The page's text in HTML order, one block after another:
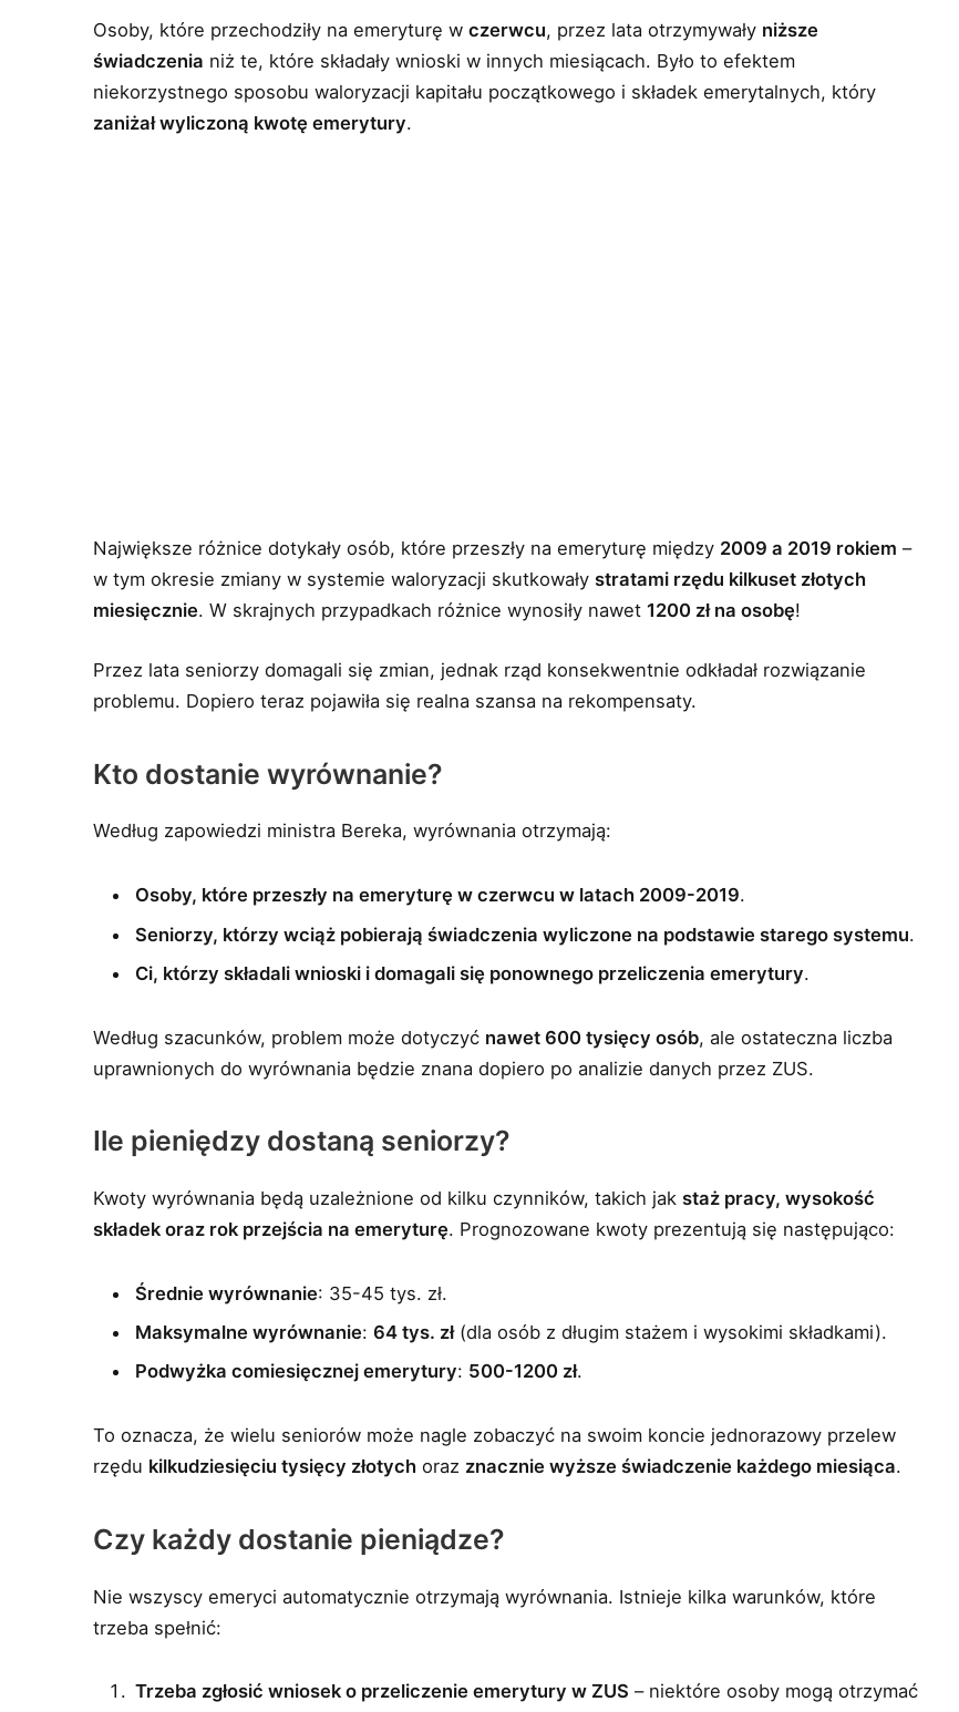
Osoby, które przechodziły na emeryturę wczerwcu, przez lata otrzymywały niższe
świadczenia niż te, które składały wnioski w innych miesiącach. Było to efektem
niekorzystnego sposobu waloryzacji kapitału początkowego i składek emerytalnych, który
zaniżał wyliczoną kwotę emerytury.
Największe różnice dotykały osób, które przeszły na emeryturę między 2009 a 2019 rokiem –
w tym okresie zmiany w systemie waloryzacji skutkowałystratami rzędu kilkuset złotych
miesięcznie. W skrajnych przypadkach różnice wynosiły nawet1200 zł na osobę!
Przez lata seniorzy domagali się zmian, jednak rząd konsekwentnie odkładał rozwiązanie
problemu. Dopiero teraz pojawiła się realna szansa na rekompensaty.
Kto dostanie wyrównanie?
Według zapowiedzi ministra Bereka, wyrównania otrzymają:
Osoby, które przeszły na emeryturę w czerwcu w latach 2009-2019.
Seniorzy, którzy wciąż pobierają świadczenia wyliczone na podstawie starego systemu.
Ci, którzy składali wnioski i domagali się ponownego przeliczenia emerytury.
Według szacunków, problem może dotyczyć nawet 600 tysięcy osób, ale ostateczna liczba
uprawnionych do wyrównania będzie znana dopiero po analizie danych przez ZUS.
Ile pieniędzy dostaną seniorzy?
Kwoty wyrównania będą uzależnione od kilku czynników, takich jakstaż pracy, wysokość
składek oraz rok przejścia na emeryturę. Prognozowane kwoty prezentują się następująco:
Średnie wyrównanie: 35-45 tys. zł.
Maksymalne wyrównanie:64 tys. zł(dla osób z długim stażem i wysokimi składkami).
Podwyżka comiesięcznej emerytury: 500-1200 zł.
To oznacza, że wielu seniorów może nagle zobaczyć na swoim koncie jednorazowy przelew
rzędu kilkudziesięciu tysięcy złotych oraz znacznie wyższe świadczenie każdego miesiąca.
Czy każdy dostanie pieniądze?
Nie wszyscy emeryci automatycznie otrzymają wyrównania. Istnieje kilka warunków, które
trzeba spełnić:
Trzeba zgłosić wniosek o przeliczenie emerytury w ZUS – niektóre osoby mogą otrzymać